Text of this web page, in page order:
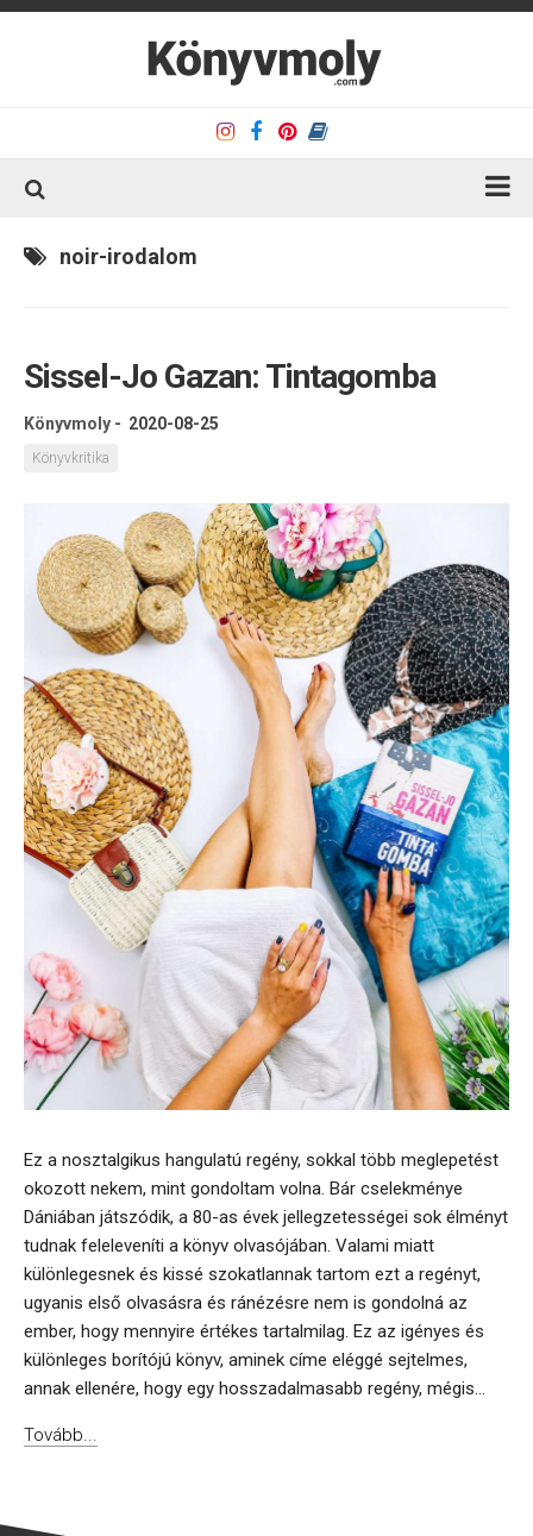
Kapcsolat
Olvasó sarok
Könyveim
noir-irodalom
Sissel-Jo Gazan: Tintagomba
Könyvmoly - 2020-08-25
Könyvkritika
Ez a nosztalgikus hangulatú regény, sokkal több meglepetést
okozott nekem, mint gondoltam volna. Bár cselekménye
Dániában játszódik, a 80-as évek jellegzetességei sok élményt
tudnak feleleveníti a könyv olvasójában. Valami miatt
különlegesnek és kissé szokatlannak tartom ezt a regényt,
ugyanis első olvasásra és ránézésre nem is gondolná az
ember, hogy mennyire értékes tartalmilag. Ez az igényes és
különleges borítójú könyv, aminek címe eléggé sejtelmes,
annak ellenére, hogy egy hosszadalmasabb regény, mégis...
Tovább...